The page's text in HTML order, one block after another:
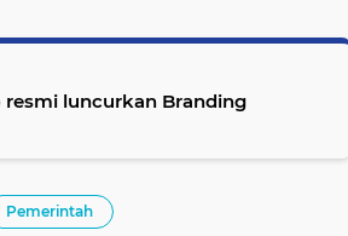
resmi luncurkan Branding
Pemerintah